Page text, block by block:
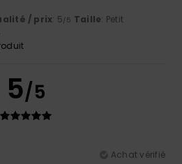
/ prix: 5/5 Taille: Petit
5/5
Achat vérifié